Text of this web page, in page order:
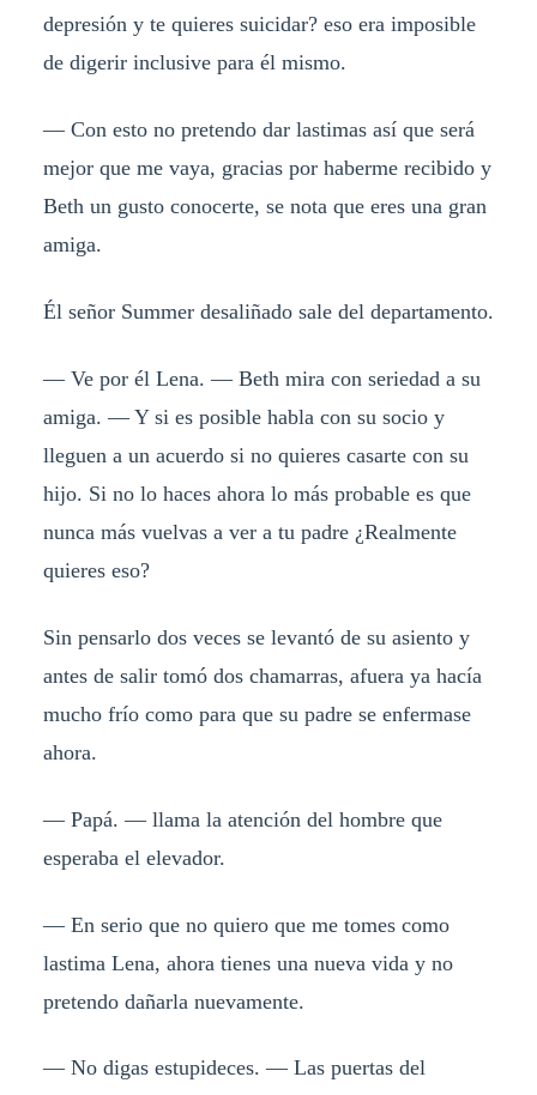
depresión y te quieres suicidar? eso era imposible
de digerir inclusive para él mismo.
— Con esto no pretendo dar lastimas así que será
mejor que me vaya, gracias por haberme recibido y
Beth un gusto conocerte, se nota que eres una gran
amiga.
Él señor Summer desaliñado sale del departamento.
— Ve por él Lena. — Beth mira con seriedad a su
amiga. — Y si es posible habla con su socio y
lleguen a un acuerdo si no quieres casarte con su
hijo. Si no lo haces ahora lo más probable es que
nunca más vuelvas a ver a tu padre ¿Realmente
quieres eso?
Sin pensarlo dos veces se levantó de su asiento y
antes de salir tomó dos chamarras, afuera ya hacía
mucho frío como para que su padre se enfermase
ahora.
— Papá. — llama la atención del hombre que
esperaba el elevador.
— En serio que no quiero que me tomes como
lastima Lena, ahora tienes una nueva vida y no
pretendo dañarla nuevamente.
— No digas estupideces. — Las puertas del